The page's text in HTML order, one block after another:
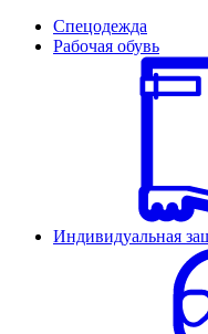
Спецодежда
Рабочая обувь
Индивидуальная